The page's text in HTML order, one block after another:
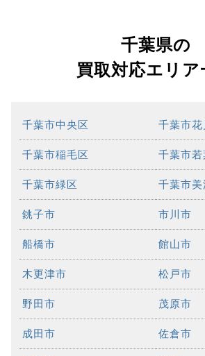
千葉県の
買取対応エリア
千葉市中央区 千葉市花
千葉市稲毛区 千葉市若
千葉市緑区 千葉市美
銚子市 市川市
船橋市 館山市
木更津市 松戸市
野田市 茂原市
成田市 佐倉市